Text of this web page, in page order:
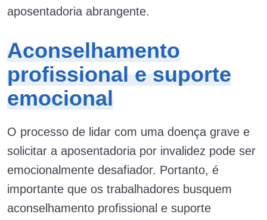
aposentadoria abrangente.
Aconselhamento
profissional e suporte
emocional
O processo de lidar com uma doença grave e
solicitar a aposentadoria por invalidez pode ser
emocionalmente desafiador. Portanto, é
importante que os trabalhadores busquem
aconselhamento profissional e suporte